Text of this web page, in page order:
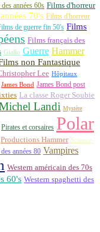
années 60s Films d'horreur
70's Films d'horreur
de guerre fin 50's Films
Films français des
Giallo Guerre Hammer
non Fantastique
Lee Hôpitaux
James Bond James Bond post
La classe Roger Soubie
Landi Mystère
Pirates et corsaires Polar
Productions Hammer Science-
années 80 Vampires
Western américain des 70s
60's Western spaghetti des